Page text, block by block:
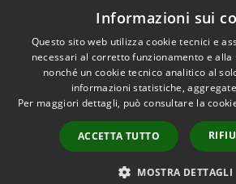
Whistleblowing
Accessibilità
Informazioni sui
Questo sito web utilizza cookie tecnici e
necessari al corretto funzionamento e alla
nonché un cookie tecnico analitico al
informazioni statistiche,
Per maggiori dettagli, può consultare la
ACCETTA TUTTO
MOSTRA DETTAGLI